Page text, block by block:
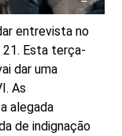
entrevista no
21. Esta terça-
dar uma
As
alegada
de indignação